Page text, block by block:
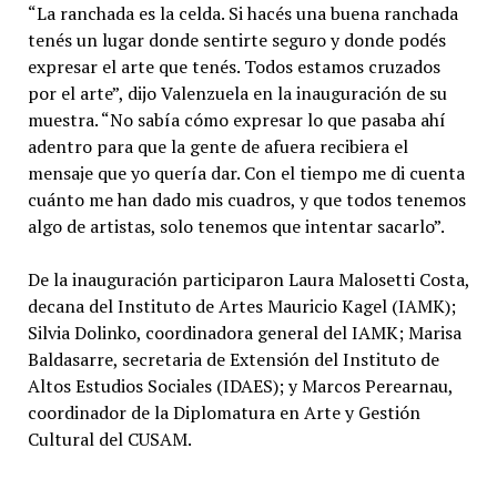
“La ranchada es la celda. Si hacés una buena ranchada
tenés un lugar donde sentirte seguro y donde podés
expresar el arte que tenés. Todos estamos cruzados
por el arte”, dijo Valenzuela en la inauguración de su
muestra. “No sabía cómo expresar lo que pasaba ahí
adentro para que la gente de afuera recibiera el
mensaje que yo quería dar. Con el tiempo me di cuenta
cuánto me han dado mis cuadros, y que todos tenemos
algo de artistas, solo tenemos que intentar sacarlo”.
De la inauguración participaron Laura Malosetti Costa,
decana del Instituto de Artes Mauricio Kagel (IAMK);
Silvia Dolinko, coordinadora general del IAMK; Marisa
Baldasarre, secretaria de Extensión del Instituto de
Altos Estudios Sociales (IDAES); y Marcos Perearnau,
coordinador de la Diplomatura en Arte y Gestión
Cultural del CUSAM.